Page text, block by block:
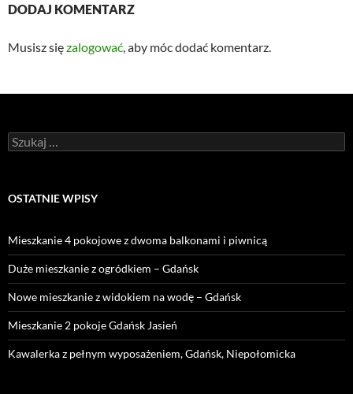
DODAJ KOMENTARZ
Musisz sięzalogować , aby móc dodać komentarz.
Szukaj:
OSTATNIE WPISY
Mieszkanie 4 pokojowe z dwoma balkonami i piwnicą
Duże mieszkanie z ogródkiem – Gdańsk
Nowe mieszkanie z widokiem na wodę – Gdańsk
Mieszkanie 2 pokoje Gdańsk Jasień
Kawalerka z pełnym wyposażeniem, Gdańsk, Niepołomicka